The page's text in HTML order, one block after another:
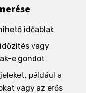
időablak
vagy
e gondot
például a
vagy az erős